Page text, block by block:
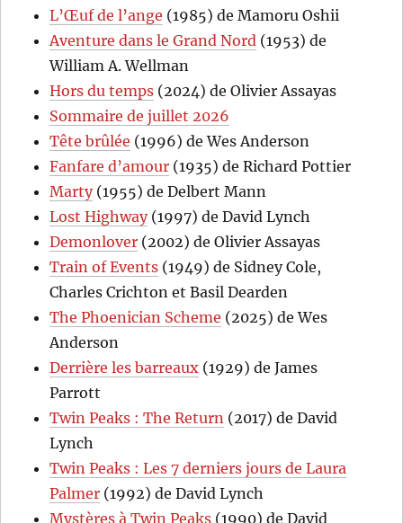
L’Œuf de l’ange (1985) de Mamoru Oshii
Aventure dans le Grand Nord (1953) de
William A. Wellman
Hors du temps (2024) de Olivier Assayas
Sommaire de juillet 2026
Tête brûlée (1996) de Wes Anderson
Fanfare d’amour (1935) de Richard Pottier
Marty(1955) de Delbert Mann
Lost Highway(1997) de David Lynch
Demonlover (2002) de Olivier Assayas
Train of Events (1949) de Sidney Cole,
Charles Crichton et Basil Dearden
The Phoenician Scheme (2025) de Wes
Anderson
Derrière les barreaux (1929) de James
Parrott
Twin Peaks : The Return (2017) de David
Lynch
Twin Peaks : Les 7 derniers jours de Laura
Palmer (1992) de David Lynch
Mystères à Twin Peaks (1990) de David